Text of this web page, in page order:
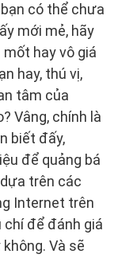
có thể chưa
mới mẻ, hãy
hay vô giá
hay, thú vị,
tâm của
Vâng, chính là
biết đấy,
để quảng bá
trên các
Internet trên
chí để đánh giá
Và sẽ